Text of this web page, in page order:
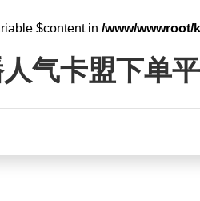
$content in /www/wwwroot/
气卡盟下单